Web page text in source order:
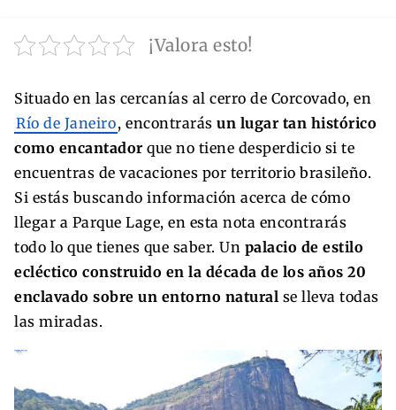
¡Valora esto!
Situado en las cercanías al cerro de Corcovado, en
Río de Janeiro, encontrarás un lugar tan histórico
como encantadorque no tiene desperdicio si te
encuentras de vacaciones por territorio brasileño.
Si estás buscando información acerca de cómo
llegar a Parque Lage, en esta nota encontrarás
todo lo que tienes que saber. Un palacio de estilo
ecléctico construido en la década de los años 20
enclavado sobre un entorno natural se lleva todas
las miradas.